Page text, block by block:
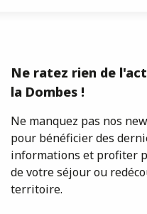
Ne ratez rien de
la Dombes !
Ne manquez pas nos
pour bénéficier des
informations et profiter
de votre séjour ou
territoire.